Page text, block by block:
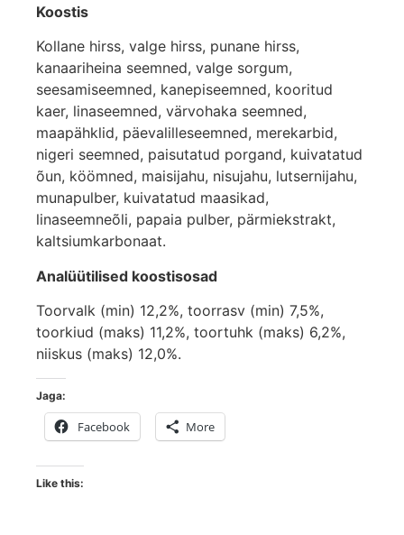
Koostis
Kollane hirss, valge hirss, punane hirss,
kanaariheina seemned, valge sorgum,
seesamiseemned, kanepiseemned, kooritud
kaer, linaseemned, värvohaka seemned,
maapähklid, päevalilleseemned, merekarbid,
nigeri seemned, paisutatud porgand, kuivatatud
õun, köömned, maisijahu, nisujahu, lutsernijahu,
munapulber, kuivatatud maasikad,
linaseemneõli, papaia pulber, pärmiekstrakt,
kaltsiumkarbonaat.
Analüütilised koostisosad
Toorvalk (min) 12,2%, toorrasv (min) 7,5%,
toorkiud (maks) 11,2%, toortuhk (maks) 6,2%,
niiskus (maks) 12,0%.
Jaga:
Facebook More
Like this: